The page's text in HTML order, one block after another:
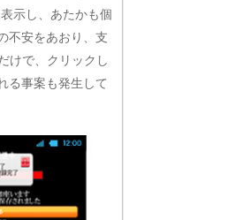
示し、あたかも個
不安をあおり、支
けで、クリックし
る事案も発生して